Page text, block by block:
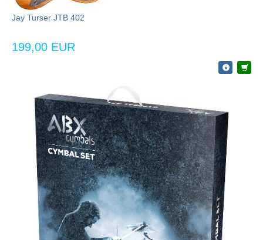
Jay Turser JTB 402
199,00 EUR